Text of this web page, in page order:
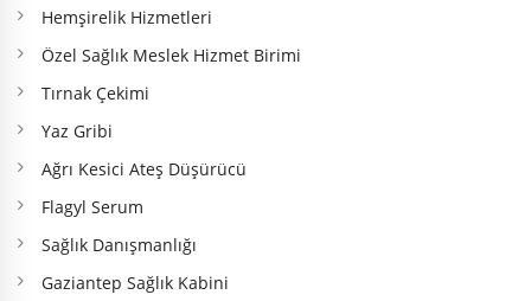
Hemşirelik Hizmetleri
Özel Sağlık Meslek Hizmet Birimi
Tırnak Çekimi
Yaz Gribi
Ağrı Kesici Ateş Düşürücü
Flagyl Serum
Sağlık Danışmanlığı
Gaziantep Sağlık Kabini